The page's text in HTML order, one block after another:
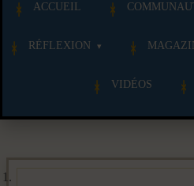
ACCUEIL
RÉFLEXION
VIDÉOS